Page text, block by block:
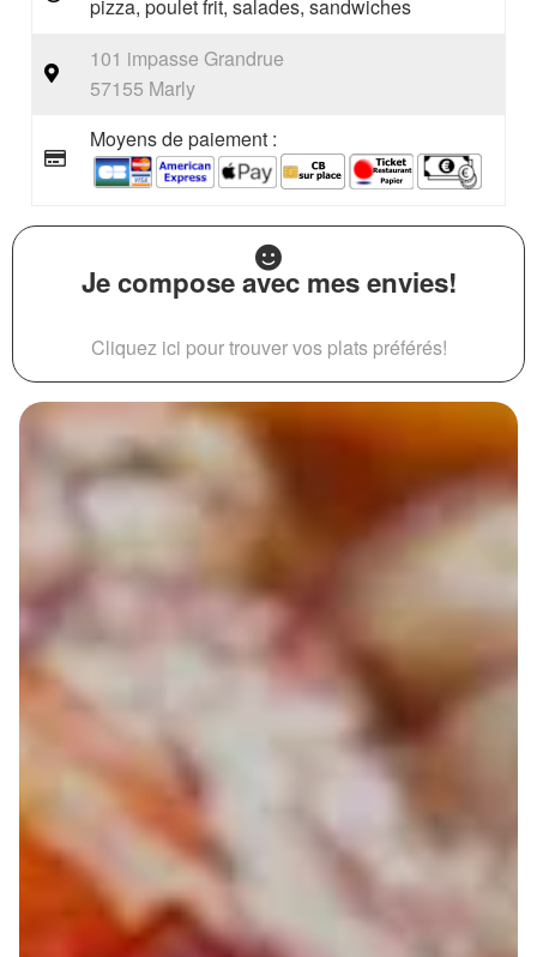
pizza, poulet frit, salades, sandwiches
101 impasse Grandrue
57155 Marly
Moyens de paiement :
Je compose avec mes envies!
Cliquez ici pour trouver vos plats préférés!